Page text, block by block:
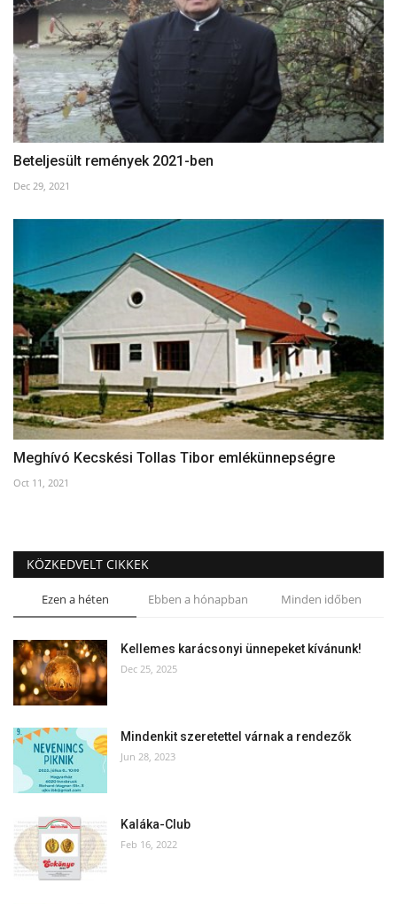
Beteljesült remények 2021-ben
Dec 29, 2021
Meghívó Kecskési Tollas Tibor emlékünnepségre
Oct 11, 2021
KÖZKEDVELT CIKKEK
Ezen a héten Ebben a hónapban Minden időben
Kellemes karácsonyi ünnepeket kívánunk!
Dec 25, 2025
Mindenkit szeretettel várnak a rendezők
Jun 28, 2023
Kaláka-Club
Feb 16, 2022